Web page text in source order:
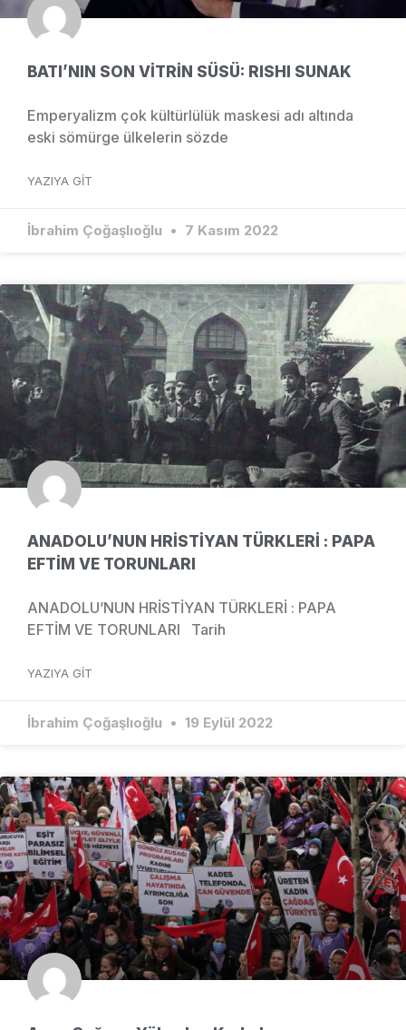
BATI’NIN SON VİTRİN SÜSÜ: RISHI SUNAK
Emperyalizm çok kültürlülük maskesi adı altında
eski sömürge ülkelerin sözde
YAZIYA GIT
İbrahim Çoğaşlıoğlu 7 Kasım 2022
ANADOLU’NUN HRİSTİYAN TÜRKLERİ : PAPA
EFTİM VE TORUNLARI
ANADOLU’NUN HRİSTİYAN TÜRKLERİ : PAPA
EFTİM VE TORUNLARI Tarih
YAZIYA GIT
İbrahim Çoğaşlıoğlu 19 Eylül 2022